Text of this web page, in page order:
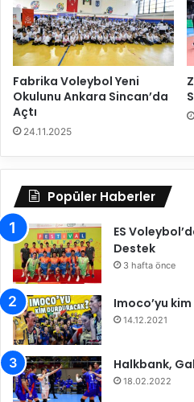
r
’
d
a
A
T
a
k
ı
m
k
a
s
u
n
a
Fabrika Voleybol Yeni
Okulunu Ankara Sincan’da
Açtı
24.11.2025
Popüler Haberler
ES
Destek
3 hafta önce
Imoco’yu
14.12.2021
Halkbank,
18.02.2022